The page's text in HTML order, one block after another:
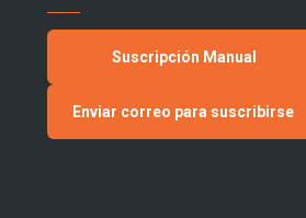
Suscripción Manual
Enviar correo para suscribirse